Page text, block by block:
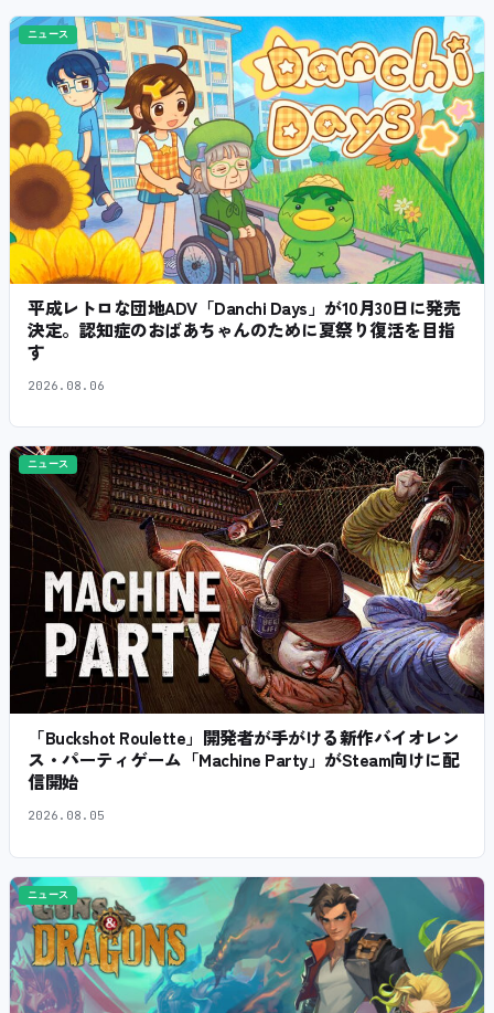
ニュース
平成レトロな団地ADV「Danchi Days」が10月30日に発売
決定。認知症のおばあちゃんのために夏祭り復活を目指
す
2026.08.06
ニュース
「Buckshot Roulette」開発者が手がける新作バイオレン
ス・パーティゲーム「Machine Party」がSteam向けに配
信開始
2026.08.05
ニュース